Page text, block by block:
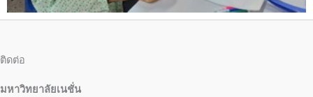
ติดต่อ
มหาวิทยาลัยเนชั่น